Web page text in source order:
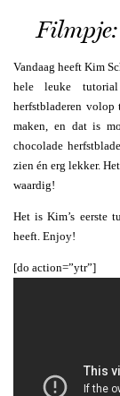
Filmpje:
Vandaag heeft Kim
hele leuke
herfstbladeren
maken, en dat is
chocolade
zien én erg lekker.
waardig!
Het is Kim’s eerste
heeft. Enjoy!
[do action=”ytr”]